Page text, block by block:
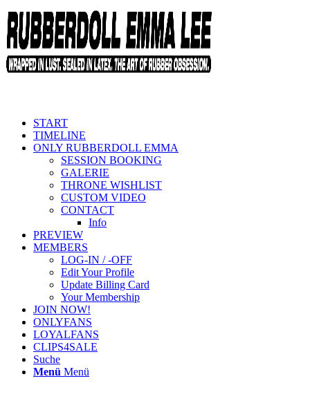
START
TIMELINE
ONLY RUBBERDOLL EMMA
SESSION BOOKING
GALERIE
THRONE WISHLIST
CUSTOM VIDEO
CONTACT
Info
PREVIEW
MEMBERS
LOG-IN / -OFF
Edit Your Profile
Update Billing Card
Your Membership
JOIN NOW!
ONLYFANS
LOYALFANS
CLIPS4SALE
Suche
Menü Menü